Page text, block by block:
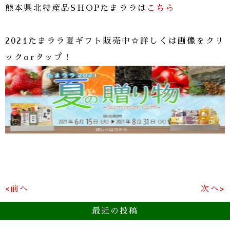
熊本県北特産品SHOPたまララは こちら
2021たまララ夏ギフト販売中☆詳しくは画像をクリ
ックorタップ！
<前へ 次へ>
最近の投稿